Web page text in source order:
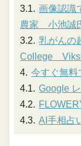
画像認識
農家 小池誠
乳がんの
College
今すぐ無料
Google
AI手相占